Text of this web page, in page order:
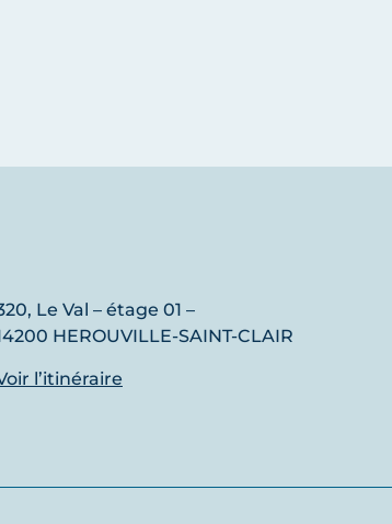
Le Val – étage 01 –
HEROUVILLE-SAINT-CLAIR
l’itinéraire